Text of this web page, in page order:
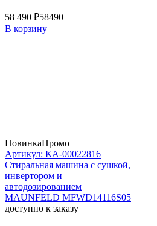
58 490 ₽58490
В корзину
НовинкаПромо
Артикул: КА-00022816
Стиральная машина c сушкой,
инвертором и
автодозированием
MAUNFELD MFWD14116S05
доступно к заказу